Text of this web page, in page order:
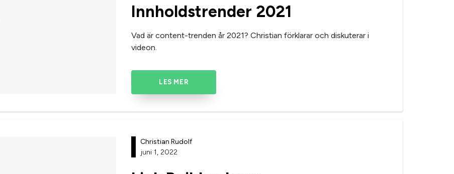
Innholdstrender 2021
Vad är content-trenden år 2021? Christian förklarar och diskuterar i
videon.
LES MER
Christian Rudolf
juni 1, 2022